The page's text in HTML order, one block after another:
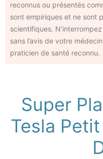
reconnus ou présentés
sont empiriques et ne sont
scientifiques.
sans l’avis de votre
praticien de santé reconnu.
Super
Tesla